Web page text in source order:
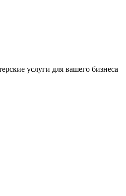
услуги для вашего бизнеса